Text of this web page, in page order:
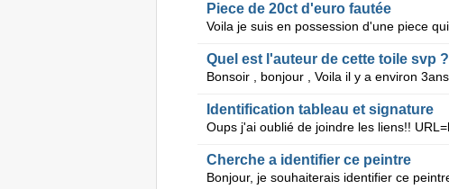
Piece de 20ct d'euro fautée
Quel est l'auteur de cette toile svp ?
Identification tableau et signature
Cherche a identifier ce peintre